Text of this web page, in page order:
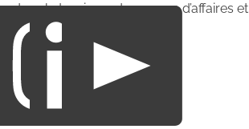
dans le tourisme du voyage d’affaires et
du loisirs.